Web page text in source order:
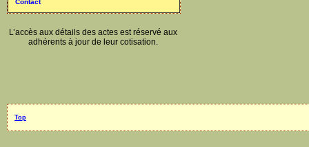
Contact
L’accès aux détails des actes est réservé aux
adhérents à jour de leur cotisation.
Top